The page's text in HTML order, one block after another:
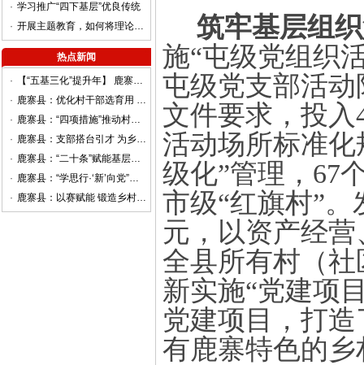
· 学习推广“四下基层”优良传统
·
开展主题教育，如何将理论学习贯穿始终
热点新闻
·
【“五基三化”提升年】 鹿寨县：答好“驻村先锋”考卷 奏响“群众满意”强音
·
鹿寨县：优化村干部选育用 做强乡村振兴主力军
·
鹿寨县：“四项措施”推动村级集体经济发展
·
鹿寨县：支部搭台引才 为乡村振兴赋能增速
·
鹿寨县：“二十条”赋能基层党建提质聚力
·
鹿寨县：“学思行·‘新’向党”，推动党的二十大精神在两新组织中落地生根
·
鹿寨县：以赛赋能 锻造乡村振兴硬核队伍
筑牢基层组
施“屯级党组织
屯级党支部活
文件要求，投
活动场所标准
级化”管理，67
市级“红旗村”
元，以资产经
全县所有村（
新实施“党建项
党建项目，打
有鹿寨特色的